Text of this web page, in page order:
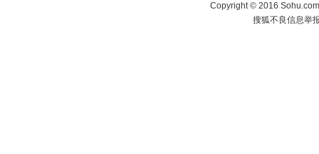
Copyright©2016
搜狐不良信息举